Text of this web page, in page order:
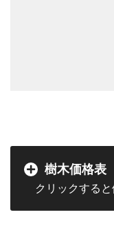
樹木価格表